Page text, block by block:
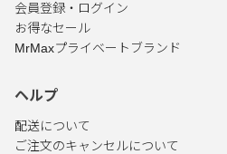
会員登録・ログイン
お得なセール
MrMaxプライベートブランド
ヘルプ
配送について
ご注文のキャンセルについて